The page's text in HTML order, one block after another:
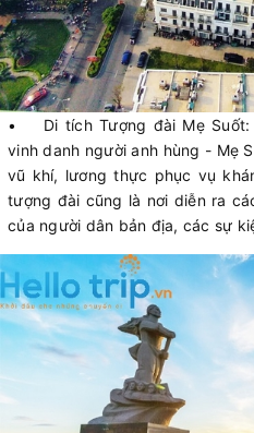
• Di tích Tượng đài Mẹ Suốt:
vinh danh người anh hùng - Mẹ
vũ khí, lương thực phục vụ
tượng đài cũng là nơi diễn ra
của người dân bản địa, các sự